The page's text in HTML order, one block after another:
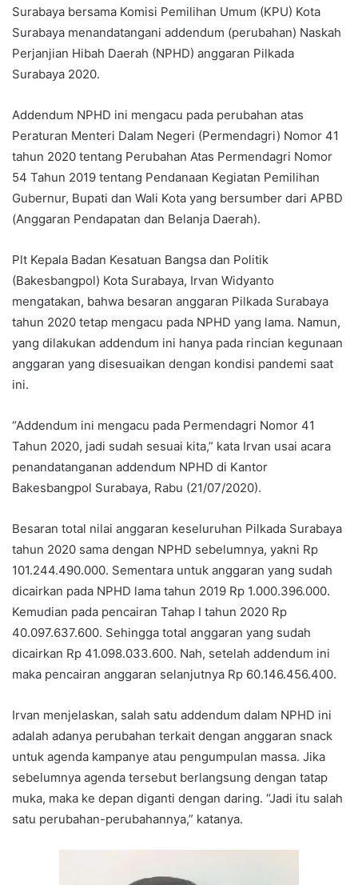
Surabaya bersama Komisi Pemilihan Umum (KPU) Kota
Surabaya menandatangani addendum (perubahan) Naskah
Perjanjian Hibah Daerah (NPHD) anggaran Pilkada
Surabaya 2020.
Addendum NPHD ini mengacu pada perubahan atas
Peraturan Menteri Dalam Negeri (Permendagri) Nomor 41
tahun 2020 tentang Perubahan Atas Permendagri Nomor
54 Tahun 2019 tentang Pendanaan Kegiatan Pemilihan
Gubernur, Bupati dan Wali Kota yang bersumber dari APBD
(Anggaran Pendapatan dan Belanja Daerah).
Plt Kepala Badan Kesatuan Bangsa dan Politik
(Bakesbangpol) Kota Surabaya, Irvan Widyanto
mengatakan, bahwa besaran anggaran Pilkada Surabaya
tahun 2020 tetap mengacu pada NPHD yang lama. Namun,
yang dilakukan addendum ini hanya pada rincian kegunaan
anggaran yang disesuaikan dengan kondisi pandemi saat
ini.
“Addendum ini mengacu pada Permendagri Nomor 41
Tahun 2020, jadi sudah sesuai kita,” kata Irvan usai acara
penandatanganan addendum NPHD di Kantor
Bakesbangpol Surabaya, Rabu (21/07/2020).
Besaran total nilai anggaran keseluruhan Pilkada Surabaya
tahun 2020 sama dengan NPHD sebelumnya, yakni Rp
101.244.490.000. Sementara untuk anggaran yang sudah
dicairkan pada NPHD lama tahun 2019 Rp 1.000.396.000.
Kemudian pada pencairan Tahap I tahun 2020 Rp
40.097.637.600. Sehingga total anggaran yang sudah
dicairkan Rp 41.098.033.600. Nah, setelah addendum ini
maka pencairan anggaran selanjutnya Rp 60.146.456.400.
Irvan menjelaskan, salah satu addendum dalam NPHD ini
adalah adanya perubahan terkait dengan anggaran snack
untuk agenda kampanye atau pengumpulan massa. Jika
sebelumnya agenda tersebut berlangsung dengan tatap
muka, maka ke depan diganti dengan daring. “Jadi itu salah
satu perubahan-perubahannya,” katanya.